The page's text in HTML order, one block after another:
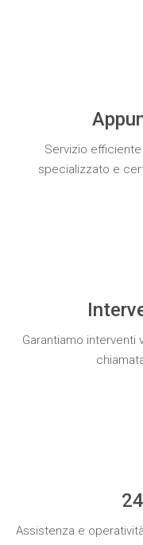
Servizio
specializzato e
Garantiamo interventi
Assistenza e operatività